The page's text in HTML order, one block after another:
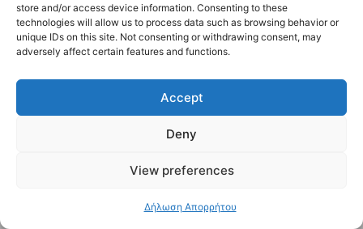
store and/or access device information. Consenting to these
technologies will allow us to process data such as browsing behavior or
unique IDs on this site. Not consenting or withdrawing consent, may
adversely affect certain features and functions.
Accept
Deny
View preferences
Δήλωση Απορρήτου